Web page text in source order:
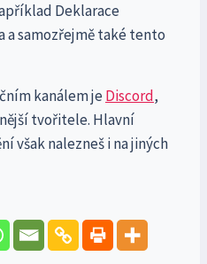
Deklarace
samozřejmě také tento
kanálem jeDiscord,
tvořitele. Hlavní
však nalezneš i na jiných